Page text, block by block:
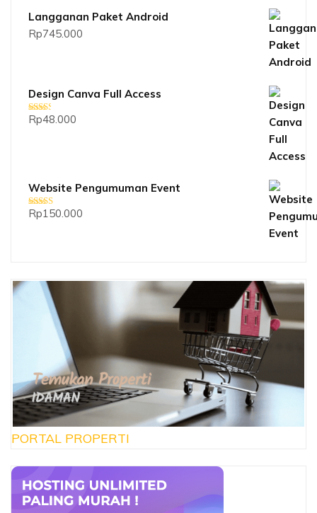
Langganan Paket Android
Rp745.000
Design Canva Full Access
Dinilai
2.33
Rp48.000
Website Pengumuman Event
Dinilai5.00
dari 5
Rp150.000
PORTAL PROPERTI